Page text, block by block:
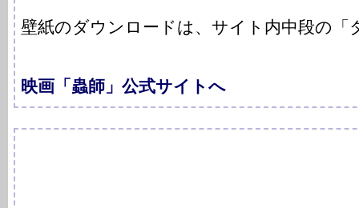
壁紙のダウンロードは、サイト内中段の「
映画「蟲師」公式サイトへ